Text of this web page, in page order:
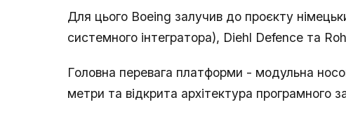
Для цього Boeing залучив до проєкту
системного інтегратора), Diehl Defence та
Головна перевага платформи - модульна
метри та відкрита архітектура програмного